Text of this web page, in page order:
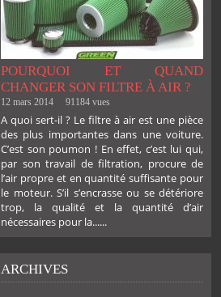
POURQUOI ET QUAND
CHANGER SON FILTRE À AIR ?
12 mars 2014 91184 vues
A quoi sert-il ? Le filtre à air est une pièce
des plus importantes dans une voiture.
C’est son poumon ! En effet, c’est lui qui,
par son travail de filtration, procure de
l’air propre et en quantité suffisante pour
le moteur. S’il s’encrasse ou se détériore
trop, la qualité et la quantité d’air
nécessaires pour la......
ARCHIVES